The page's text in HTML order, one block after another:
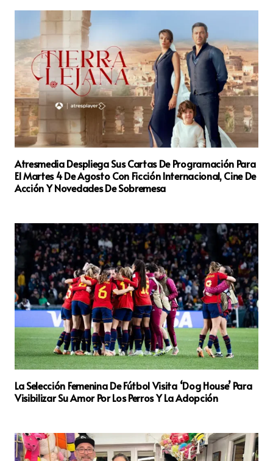
Atresmedia Despliega Sus Cartas De Programación Para
El Martes 4 De Agosto Con Ficción Internacional, Cine De
Acción Y Novedades De Sobremesa
La Selección Femenina De Fútbol Visita ‘Dog House’ Para
Visibilizar Su Amor Por Los Perros Y La Adopción